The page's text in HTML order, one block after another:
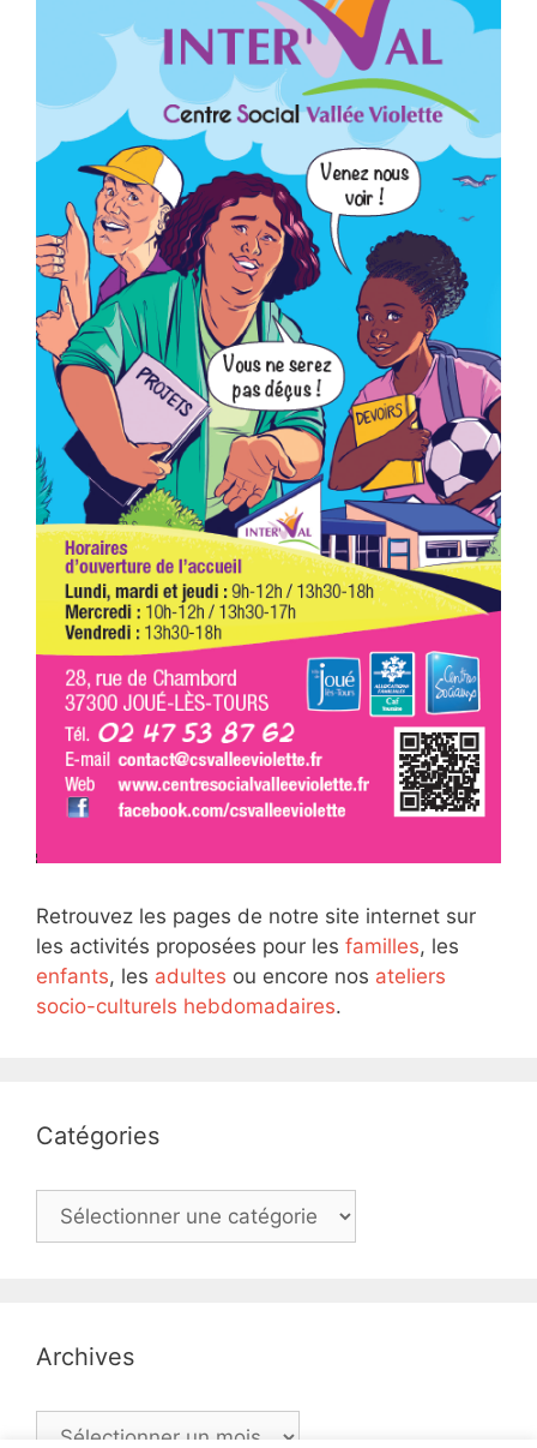
Retrouvez les pages de notre site internet sur
les activités proposées pour les familles, les
enfants, les adultes ou encore nos ateliers
socio-culturels hebdomadaires.
Catégories
Catégories
Archives
Archives